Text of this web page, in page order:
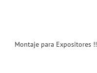
Montaje para Expositores